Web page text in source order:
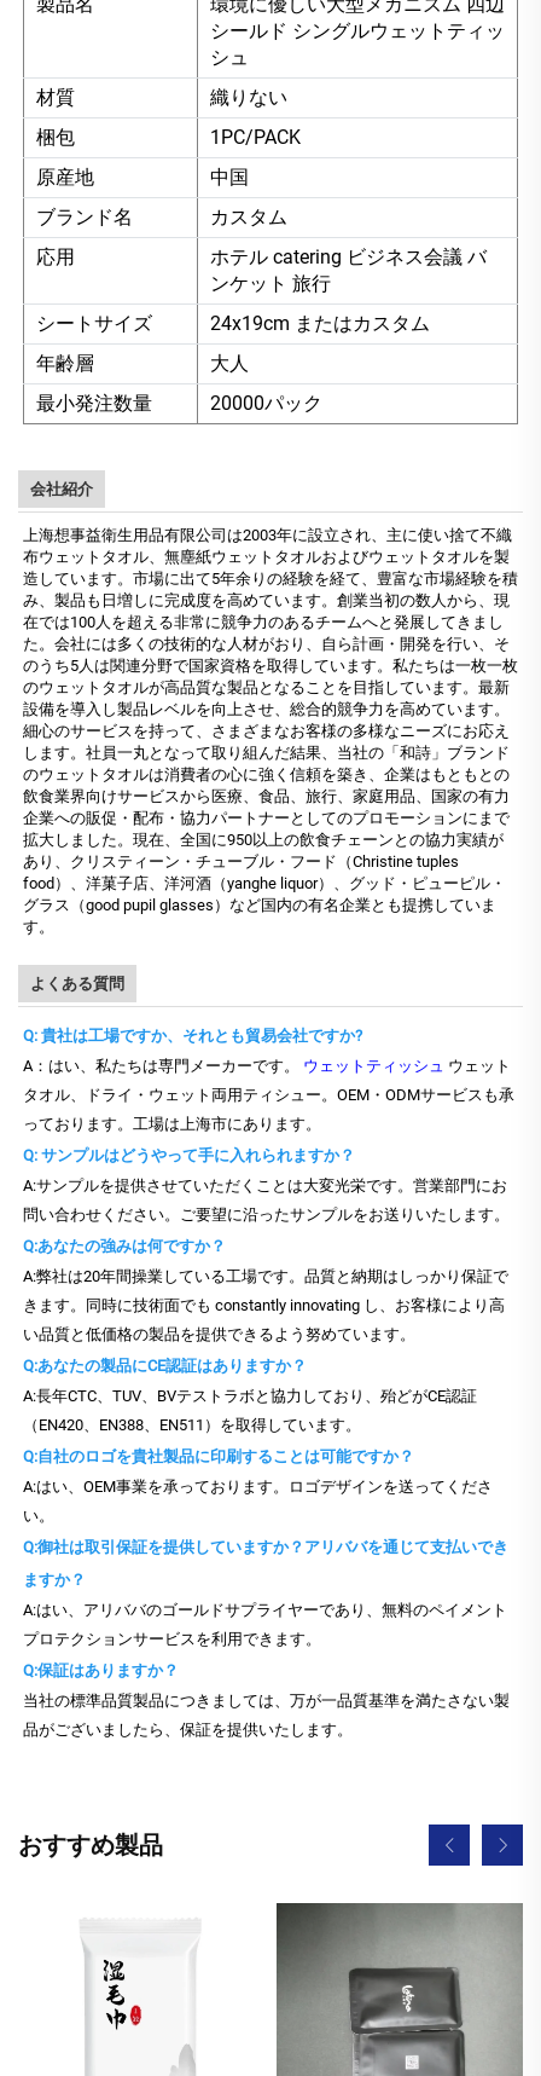
製品名
環境に優しい大型メカニズム 四辺
シールド シングルウェットティッ
シュ
材質
織りない
梱包
1PC/PACK
原産地
中国
ブランド名
カスタム
応用
ホテル catering ビジネス会議 バ
ンケット 旅行
シートサイズ
24x19cm またはカスタム
年齢層
大人
最小発注数量
20000パック
会社紹介
上海想事益衛生用品有限公司は2003年に設立され、主に使い捨て不織
布ウェットタオル、無塵紙ウェットタオルおよびウェットタオルを製
造しています。市場に出て5年余りの経験を経て、豊富な市場経験を積
み、製品も日増しに完成度を高めています。創業当初の数人から、現
在では100人を超える非常に競争力のあるチームへと発展してきまし
た。会社には多くの技術的な人材がおり、自ら計画・開発を行い、そ
のうち5人は関連分野で国家資格を取得しています。私たちは一枚一枚
のウェットタオルが高品質な製品となることを目指しています。最新
設備を導入し製品レベルを向上させ、総合的競争力を高めています。
細心のサービスを持って、さまざまなお客様の多様なニーズにお応え
します。社員一丸となって取り組んだ結果、当社の「和詩」ブランド
のウェットタオルは消費者の心に強く信頼を築き、企業はもともとの
飲食業界向けサービスから医療、食品、旅行、家庭用品、国家の有力
企業への販促・配布・協力パートナーとしてのプロモーションにまで
拡大しました。現在、全国に950以上の飲食チェーンとの協力実績が
あり、クリスティーン・チューブル・フード（Christine tuples
food）、洋菓子店、洋河酒（yanghe liquor）、グッド・ピューピル・
グラス（good pupil glasses）など国内の有名企業とも提携していま
す。
よくある質問
Q: 貴社は工場ですか、それとも貿易会社ですか?
A：はい、私たちは専門メーカーです。 ウェットティッシュ ウェット
タオル、ドライ・ウェット両用ティシュー。OEM・ODMサービスも承
っております。工場は上海市にあります。
Q: サンプルはどうやって手に入れられますか？
A:サンプルを提供させていただくことは大変光栄です。営業部門にお
問い合わせください。ご要望に沿ったサンプルをお送りいたします。
Q:あなたの強みは何ですか？
A:弊社は20年間操業している工場です。品質と納期はしっかり保証で
きます。同時に技術面でも constantly innovating し、お客様により高
い品質と低価格の製品を提供できるよう努めています。
Q:あなたの製品にCE認証はありますか？
A:長年CTC、TUV、BVテストラボと協力しており、殆どがCE認証
（EN420、EN388、EN511）を取得しています。
Q:自社のロゴを貴社製品に印刷することは可能ですか？
A:はい、OEM事業を承っております。ロゴデザインを送ってくださ
い。
Q:御社は取引保証を提供していますか？アリババを通じて支払いでき
ますか？
A:はい、アリババのゴールドサプライヤーであり、無料のペイメント
プロテクションサービスを利用できます。
Q:保証はありますか？
当社の標準品質製品につきましては、万が一品質基準を満たさない製
品がございましたら、保証を提供いたします。
おすすめ製品